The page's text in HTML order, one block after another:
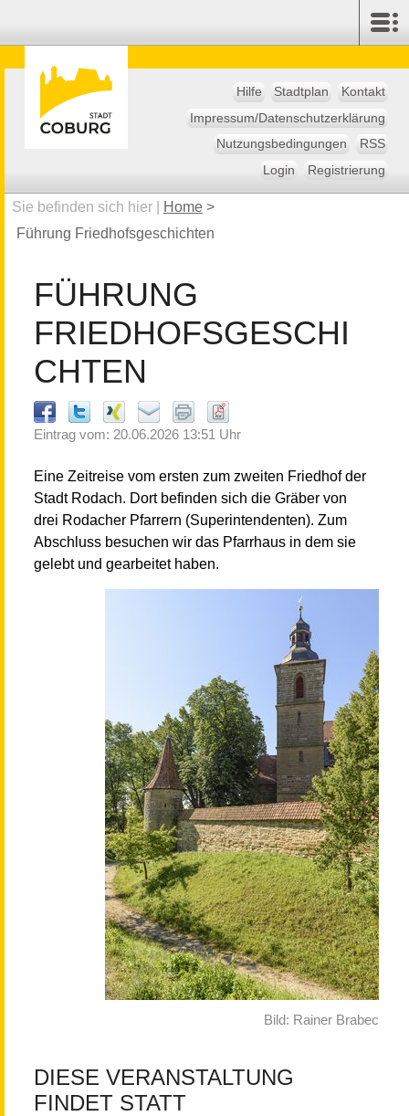
Hilfe Stadtplan
Kontakt
Impressum/Datenschutzerklärung
Nutzungsbedingungen
RSS
Login
Registrierung
Sie befinden sich hier | Home >
Führung Friedhofsgeschichten
FÜHRUNG
FRIEDHOFSGESCHI
CHTEN
Eintrag vom: 20.06.2026 13:51 Uhr
Eine Zeitreise vom ersten zum zweiten Friedhof der
Stadt Rodach. Dort befinden sich die Gräber von
drei Rodacher Pfarrern (Superintendenten). Zum
Abschluss besuchen wir das Pfarrhaus in dem sie
gelebt und gearbeitet haben.
Bild: Rainer Brabec
DIESE VERANSTALTUNG
FINDET STATT